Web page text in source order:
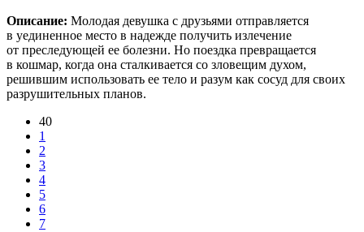
Описание: Молодая девушка с друзьями отправляется
в уединенное место в надежде получить излечение
от преследующей ее болезни. Но поездка превращается
в кошмар, когда она сталкивается со зловещим духом,
решившим использовать ее тело и разум как сосуд для своих
разрушительных планов.
40
1
2
3
4
5
6
7